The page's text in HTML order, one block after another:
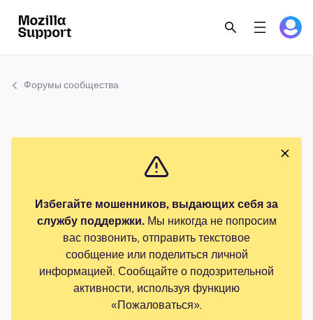
Форумы сообщества
Избегайте мошенников, выдающих себя за
службу поддержки.Мы никогда не попросим
вас позвонить, отправить текстовое
сообщение или поделиться личной
информацией. Сообщайте о подозрительной
активности, используя функцию
«Пожаловаться».